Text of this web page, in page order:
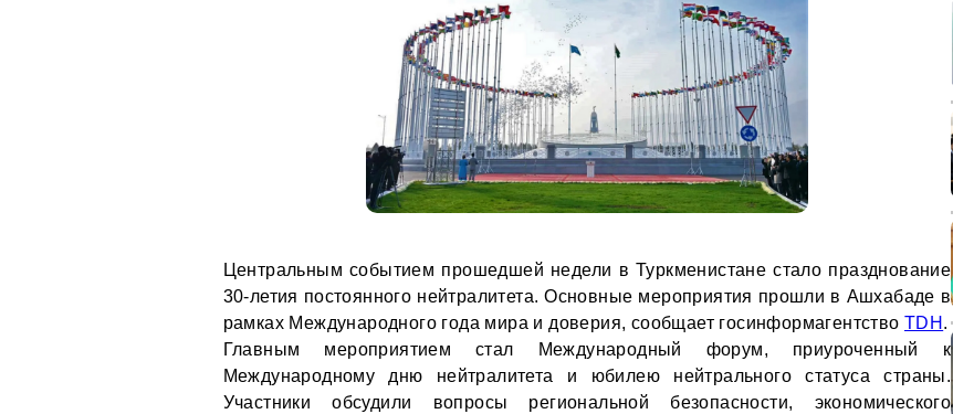
Центральным событием прошедшей недели в Туркменистане стало празднование
30-летия постоянного нейтралитета. Основные мероприятия прошли в Ашхабаде в
рамках Международного года мира и доверия, сообщает госинформагентство TDH .
Главным мероприятием стал Международный форум, приуроченный к
Международному дню нейтралитета и юбилею нейтрального статуса страны.
Участники обсудили вопросы региональной безопасности, экономического